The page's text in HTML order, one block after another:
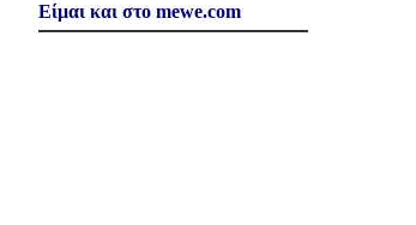
Είμαι και στο mewe.com